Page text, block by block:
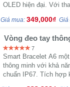
OLED hiện đại. Với
Giá mua: 349,000₫ Giá
Vòng đeo tay
Bracelet - IP67 đo
máu
7
Smart Bracelet A6
thông minh với khả
chuẩn IP67. Tích hợp